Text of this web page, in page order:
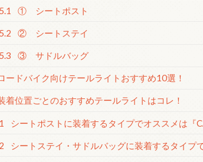
① シートポスト
② シートステイ
③ サドルバッグ
ードバイク向けテールライトおすすめ10選！
着位置ごとのおすすめテールライトはコレ！
シートポストに装着するタイプでオススメは『
シートステイ・サドルバッグに装着するタイプ